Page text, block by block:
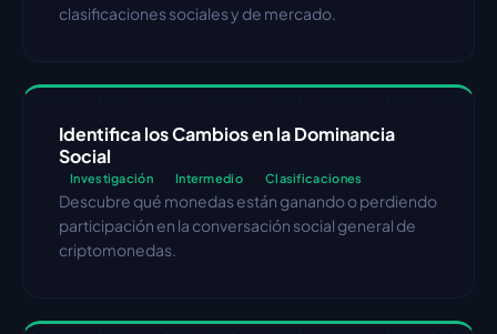
clasificaciones sociales y de mercado.
Identifica los Cambios en la Dominancia
Social
Investigación Intermedio Clasificaciones
Descubre qué monedas están ganando o perdiendo
participación en la conversación social general de
criptomonedas.